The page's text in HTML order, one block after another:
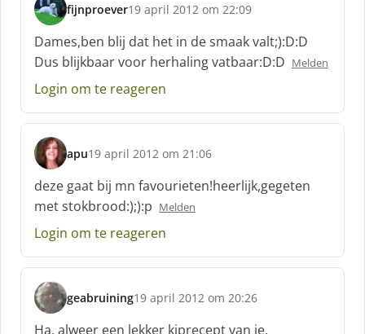
fijnproever
s
c
h
r
e
f
19 april 2012 om 22:09
Dames,ben blij dat het in de smaak valt;):D:D
Dus blijkbaar voor herhaling vatbaar:D:D Melden
Login om te reageren
apu
s
h
r
e
f
19 april 2012 om 21:06
deze gaat bij mn favourieten!heerlijk,gegeten
met stokbrood:);):p Melden
Login om te reageren
geabruining
s
c
19 april 2012 om 20:26
Ha, alweer een lekker kiprecept van je.